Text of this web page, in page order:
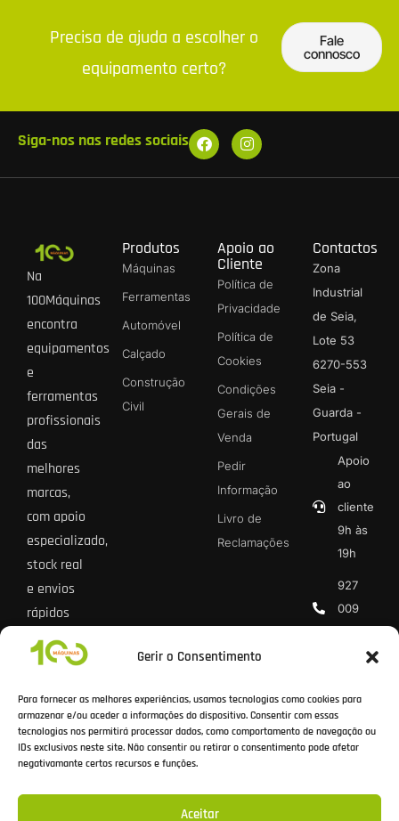
Gerir o Consentimento
Para fornecer as melhores experiências, usamos tecnologias como cookies para
armazenar e/ou aceder a informações do dispositivo. Consentir com essas
tecnologias nos permitirá processar dados, como comportamento de navegação ou
IDs exclusivos neste site. Não consentir ou retirar o consentimento pode afetar
negativamante certos recursos e funções.
Aceitar
Precisa de ajuda a escolher o
equipamento certo?
Fale
connosco
Siga-nos nas redes sociais
Na
100Máquinas
encontra
equipamentos
e
ferramentas
profissionais
das
melhores
marcas,
com apoio
especializado,
stock real
e envios
rápidos
para todo
o país.
Produtos
Máquinas
Ferramentas
Automóvel
Calçado
Construção
Civil
Apoio ao
Cliente
Política de
Privacidade
Política de
Cookies
Condições
Gerais de
Venda
Pedir
Informação
Livro de
Reclamações
Contactos
Zona
Industrial
de Seia,
Lote 53
6270-553
Seia -
Guarda -
Portugal
Apoio
ao
cliente
9h às
19h
927
009
rede móvel
nacional